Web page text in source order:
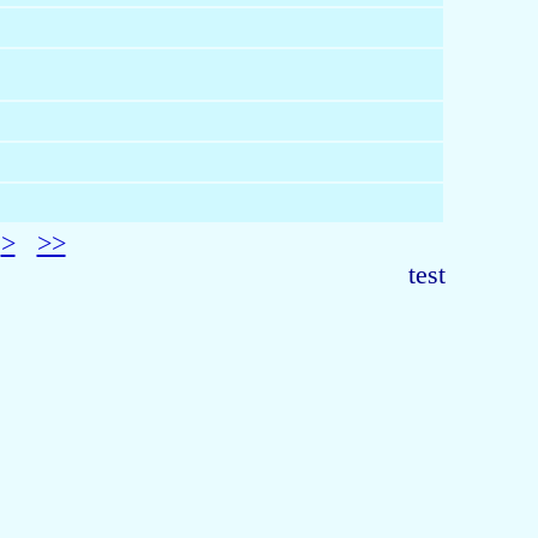
>
>>
test